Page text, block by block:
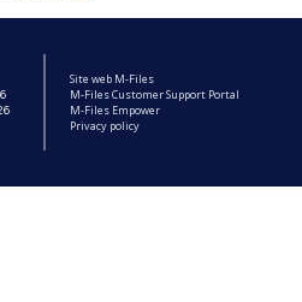
Site web M-Files
M-Files Customer Support Portal
M-Files Empower
Privacy policy